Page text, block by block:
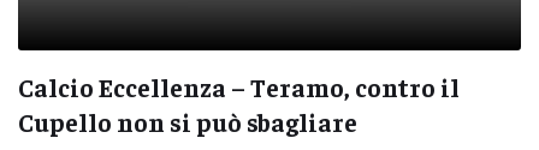
Calcio Eccellenza – Teramo, contro il
Cupello non si può sbagliare